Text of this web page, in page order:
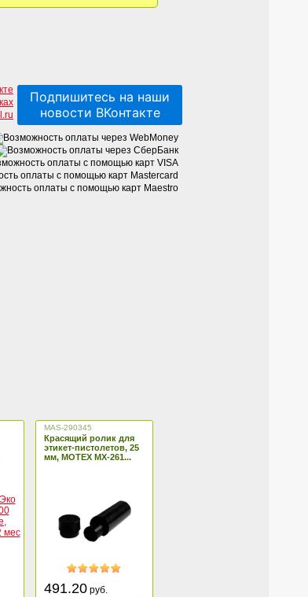
Подпишитесь на наши
новости ВКонтакте
MAS-290345
Красящий ролик для
этикет-пистолетов, 25
мм, MOTEX MX-261...
491.20 руб.